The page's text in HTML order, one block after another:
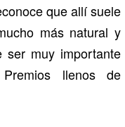
que allí suele
más natural y
ser muy importante
llenos de